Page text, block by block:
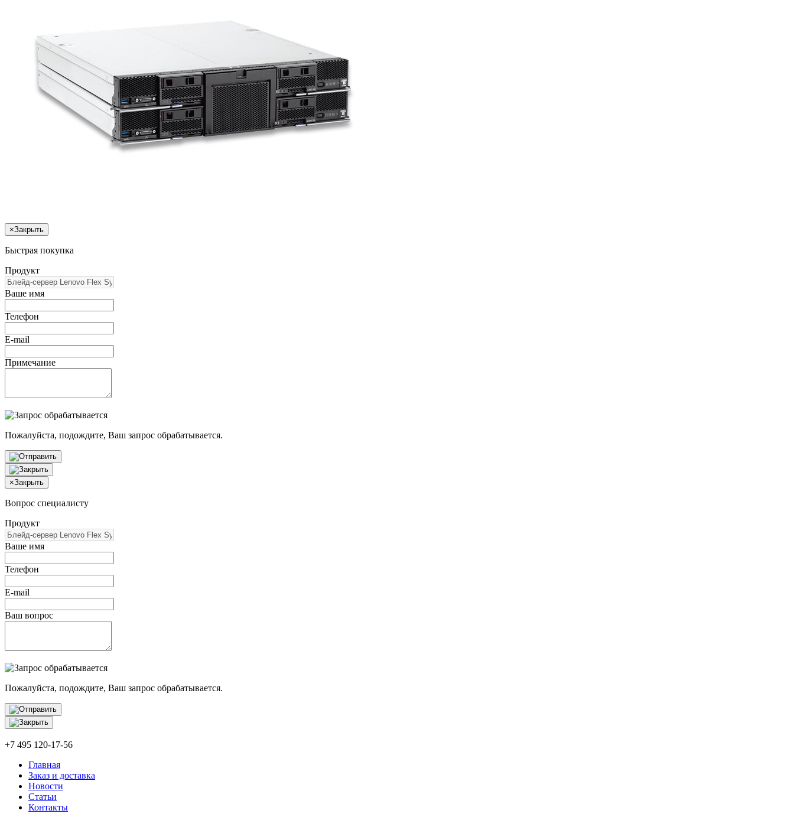
×Закрыть
Быстрая покупка
Продукт
Ваше имя
Телефон
E-mail
Примечание
Пожалуйста, подождите, Ваш запрос обрабатывается.
×Закрыть
Вопрос специалисту
Продукт
Ваше имя
Телефон
E-mail
Ваш вопрос
Пожалуйста, подождите, Ваш запрос обрабатывается.
+7 495 120-17-56
Главная
Заказ и доставка
Новости
Статьи
Контакты